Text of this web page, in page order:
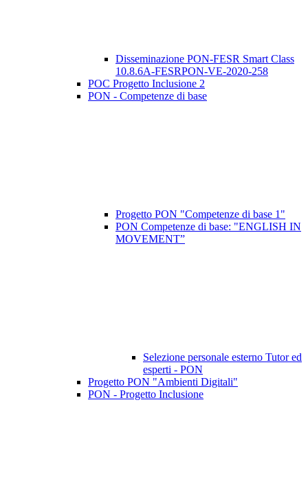
Disseminazione PON-FESR Smart Class
10.8.6A-FESRPON-VE-2020-258
POC Progetto Inclusione 2
PON - Competenze di base
Progetto PON "Competenze di base 1"
PON Competenze di base: "ENGLISH IN
MOVEMENT”
Selezione personale esterno Tutor ed
esperti - PON
Progetto PON "Ambienti Digitali"
PON - Progetto Inclusione